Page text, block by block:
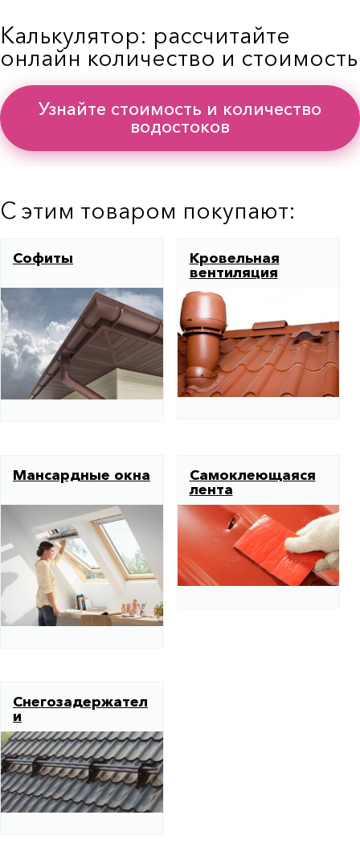
Калькулятор: рассчитайте
онлайн количество и стоимость
Узнайте стоимость и количество
водостоков
С этим товаром покупают:
Софиты
Кровельная
вентиляция
Мансардные окна
Самоклеющаяся
лента
Снегозадержател
и